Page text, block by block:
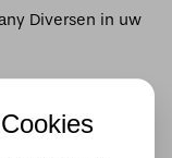
Diversen in uw
ook dienen als